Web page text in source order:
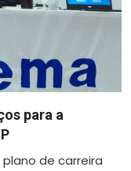
para a
de carreira